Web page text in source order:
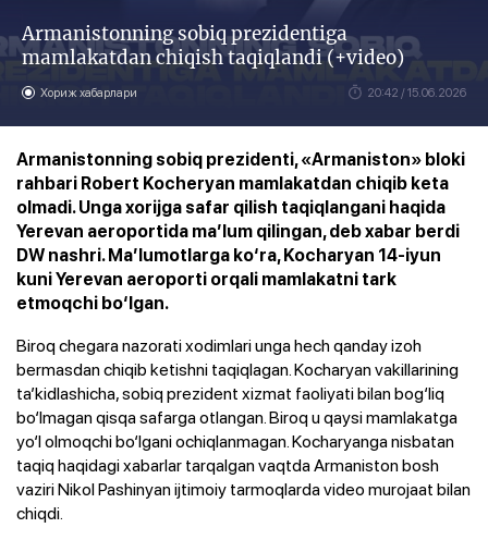
Armanistonning sobiq prezidentiga
mamlakatdan chiqish taqiqlandi (+video)
Хориж хабарлари 20:42 / 15.06.2026
Armanistonning sobiq prezidenti, «Armaniston» bloki
rahbari Robert Kocheryan mamlakatdan chiqib keta
olmadi. Unga xorijga safar qilish taqiqlangani haqida
Yerevan aeroportida ma’lum qilingan, deb xabar berdi
DW nashri. Ma’lumotlarga ko‘ra, Kocharyan 14-iyun
kuni Yerevan aeroporti orqali mamlakatni tark
etmoqchi bo‘lgan.
Biroq chegara nazorati xodimlari unga hech qanday izoh
bermasdan chiqib ketishni taqiqlagan. Kocharyan vakillarining
ta’kidlashicha, sobiq prezident xizmat faoliyati bilan bog‘liq
bo‘lmagan qisqa safarga otlangan. Biroq u qaysi mamlakatga
yo‘l olmoqchi bo‘lgani ochiqlanmagan. Kocharyanga nisbatan
taqiq haqidagi xabarlar tarqalgan vaqtda Armaniston bosh
vaziri Nikol Pashinyan ijtimoiy tarmoqlarda video murojaat bilan
chiqdi.